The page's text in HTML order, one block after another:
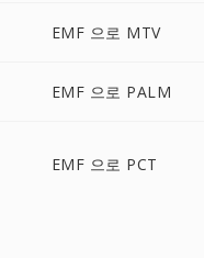
EMF 으로 MTV
EMF 으로 PALM
EMF 으로 PCT